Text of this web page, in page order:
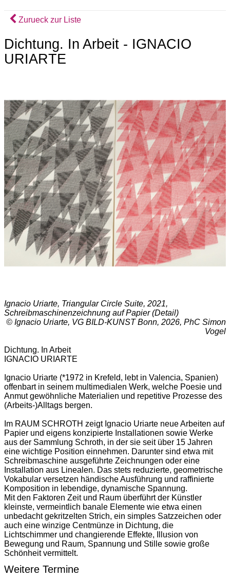
Zurueck zur Liste
Dichtung. In Arbeit - IGNACIO
URIARTE
Ignacio Uriarte, Triangular Circle Suite, 2021,
Schreibmaschinenzeichnung auf Papier (Detail)
© Ignacio Uriarte, VG BILD-KUNST Bonn, 2026, PhC Simon
Vogel
Dichtung. In Arbeit
IGNACIO URIARTE
Ignacio Uriarte (*1972 in Krefeld, lebt in Valencia, Spanien)
offenbart in seinem multimedialen Werk, welche Poesie und
Anmut gewöhnliche Materialien und repetitive Prozesse des
(Arbeits-)Alltags bergen.
Im RAUM SCHROTH zeigt Ignacio Uriarte neue Arbeiten auf
Papier und eigens konzipierte Installationen sowie Werke
aus der Sammlung Schroth, in der sie seit über 15 Jahren
eine wichtige Position einnehmen. Darunter sind etwa mit
Schreibmaschine ausgeführte Zeichnungen oder eine
Installation aus Linealen. Das stets reduzierte, geometrische
Vokabular versetzen händische Ausführung und raffinierte
Komposition in lebendige, dynamische Spannung.
Mit den Faktoren Zeit und Raum überführt der Künstler
kleinste, vermeintlich banale Elemente wie etwa einen
unbedacht gekritzelten Strich, ein simples Satzzeichen oder
auch eine winzige Centmünze in Dichtung, die
Lichtschimmer und changierende Effekte, Illusion von
Bewegung und Raum, Spannung und Stille sowie große
Schönheit vermittelt.
Weitere Termine